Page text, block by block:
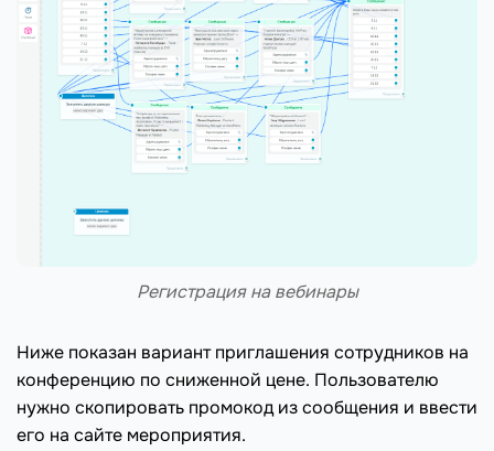
Регистрация на вебинары
Ниже показан вариант приглашения сотрудников на
конференцию по сниженной цене. Пользователю
нужно скопировать промокод из сообщения и ввести
его на сайте мероприятия.